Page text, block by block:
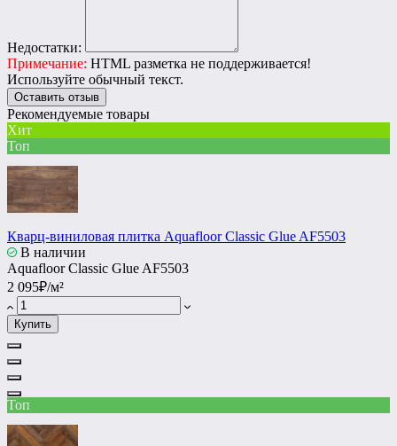
Недостатки:
Примечание: HTML разметка не поддерживается!
Используйте обычный текст.
Оставить отзыв
Рекомендуемые товары
Хит
Топ
Кварц-виниловая плитка Aquafloor Classic Glue AF5503
В наличии
Aquafloor Classic Glue AF5503
2 095₽/м²
Купить
Топ